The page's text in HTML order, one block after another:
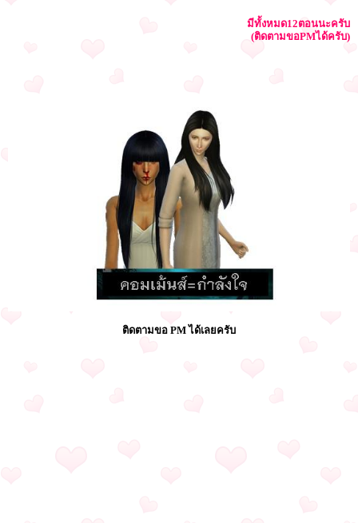
มีทั้งหมด12ตอนนะครับ
(ติดตามขอPMได้ครับ)
ติดตามขอ PM ได้เลยครับ